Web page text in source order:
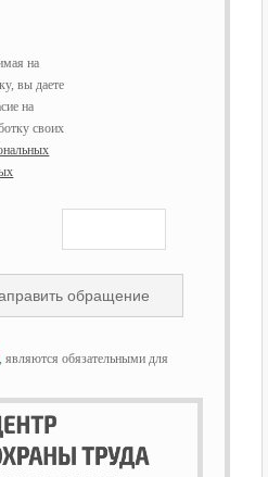
на
вы даете
на
своих
, являются обязательными для